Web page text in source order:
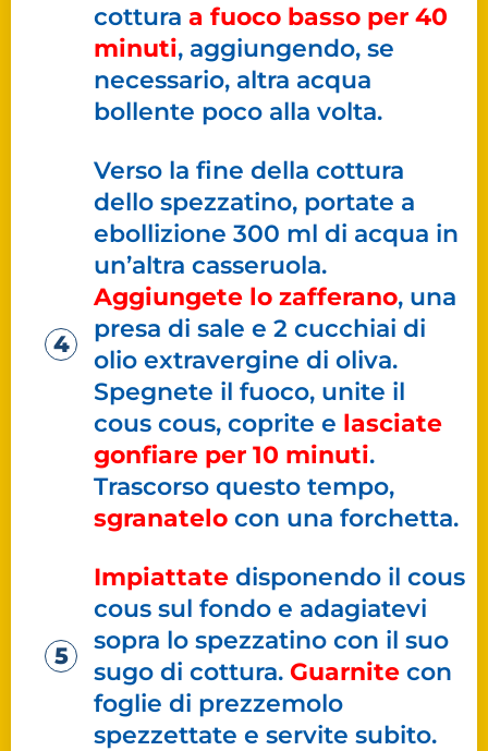
cottura a fuoco basso per 40
minuti, aggiungendo, se
necessario, altra acqua
bollente poco alla volta.
Verso la fine della cottura
dello spezzatino, portate a
ebollizione 300 ml di acqua in
un’altra casseruola.
Aggiungete lo zafferano, una
presa di sale e 2 cucchiai di
olio extravergine di oliva.
Spegnete il fuoco, unite il
cous cous, coprite e lasciate
gonfiare per 10 minuti.
Trascorso questo tempo,
sgranatelo con una forchetta.
Impiattate disponendo il cous
cous sul fondo e adagiatevi
sopra lo spezzatino con il suo
sugo di cottura. Guarnite con
foglie di prezzemolo
spezzettate e servite subito.